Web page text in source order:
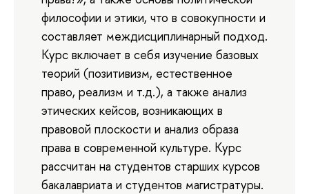
философии и этики, что в совокупности и
составляет междисциплинарный подход.
Курс включает в себя изучение базовых
теорий (позитивизм, естественное
право, реализм и т.д.), а также анализ
этических кейсов, возникающих в
правовой плоскости и анализ образа
права в современной культуре. Курс
рассчитан на студентов старших курсов
бакалавриата и студентов магистратуры.